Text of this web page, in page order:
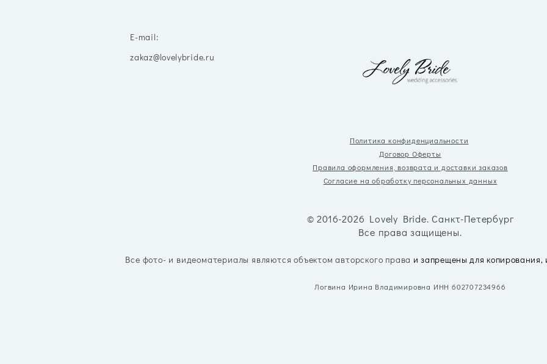
E-mail:
zakaz@lovelybride.ru
Политика конфиденциальности
Договор Оферты
Правила оформления, возвратаи доставки заказов
Согласие на обработку персональных данных
© 2016-2026 Lovely Bride. Санкт-Петербург
Все права защищены.
Все фото- и видеоматериалы являются объектом авторского права и запрещены для
Логвина Ирина Владимировна ИНН 602707234966